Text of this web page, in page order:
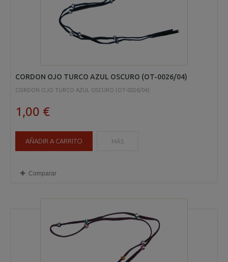
CORDON OJO TURCO AZUL OSCURO (OT-0026/04)
CORDON OJO TURCO AZUL OSCURO (OT-0026/04)
1,00 €
AÑADIR A CARRITO MÁS
Comparar